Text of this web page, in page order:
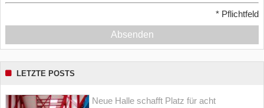
* Pflichtfeld
Absenden
LETZTE POSTS
Neue Halle schafft Platz für acht